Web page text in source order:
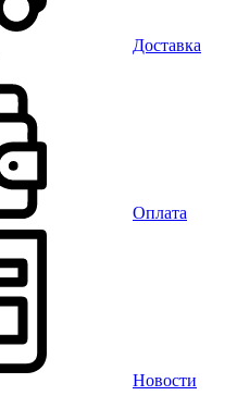
Доставка
Оплата
Новости